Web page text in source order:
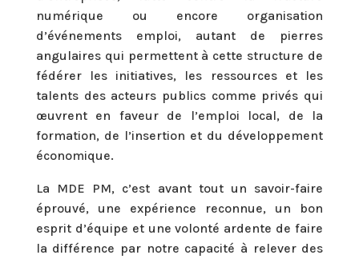
numérique ou encore organisation
d’événements emploi, autant de pierres
angulaires qui permettent à cette structure de
fédérer les initiatives, les ressources et les
talents des acteurs publics comme privés qui
œuvrent en faveur de l’emploi local, de la
formation, de l’insertion et du développement
économique.
La MDE PM, c’est avant tout un savoir-faire
éprouvé, une expérience reconnue, un bon
esprit d’équipe et une volonté ardente de faire
la différence par notre capacité à relever des